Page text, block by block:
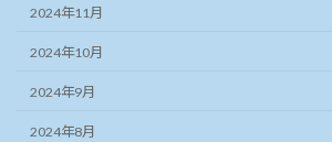
2024年11月
2024年10月
2024年9月
2024年8月